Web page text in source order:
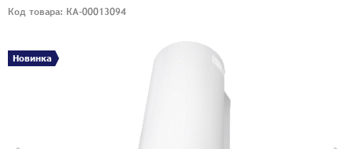
Код товара: КА-00013094
Новинка